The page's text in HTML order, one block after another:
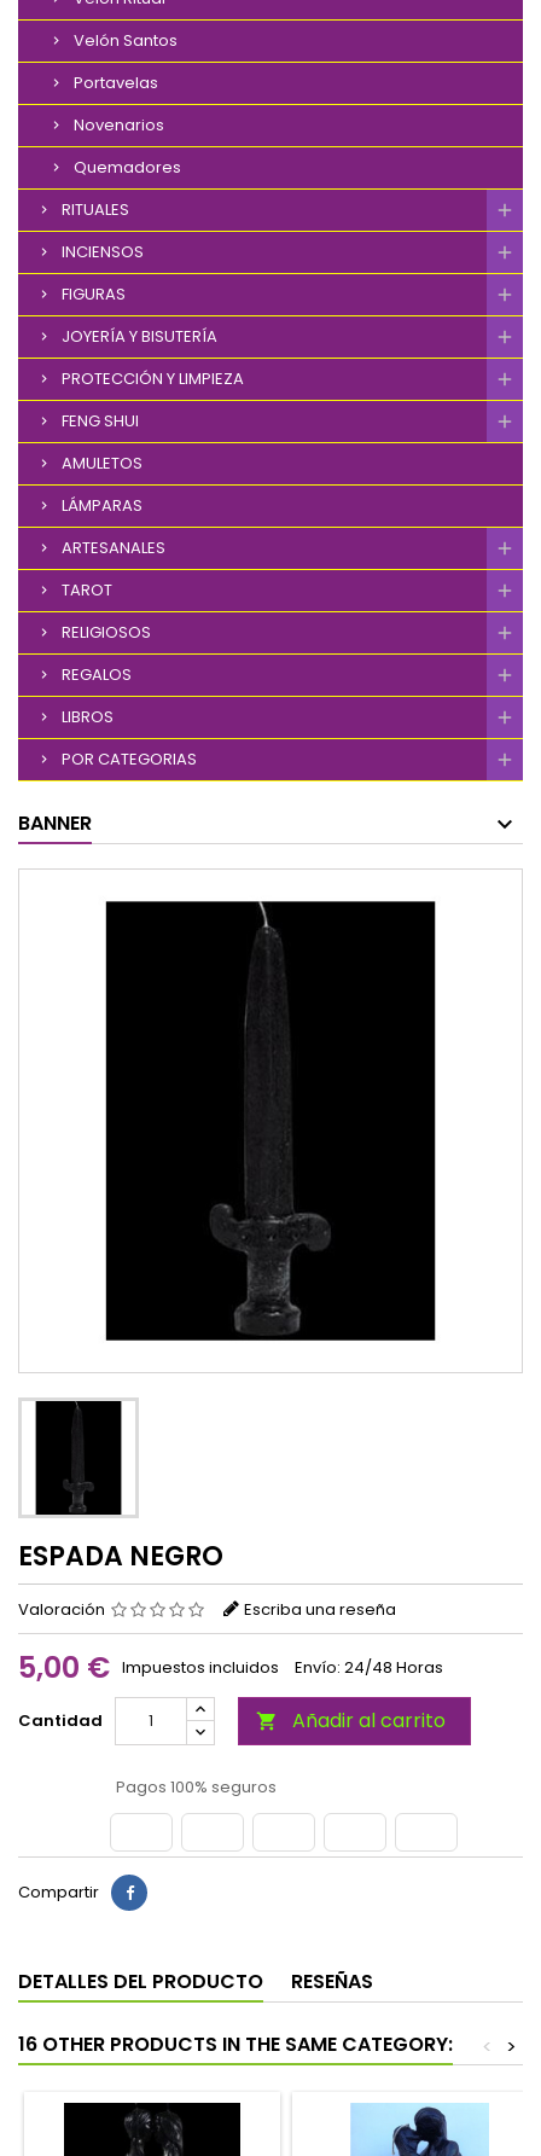
Velón Santos
Portavelas
Novenarios
Quemadores
RITUALES
INCIENSOS
FIGURAS
JOYERÍA Y BISUTERÍA
PROTECCIÓN Y LIMPIEZA
FENG SHUI
AMULETOS
LÁMPARAS
ARTESANALES
TAROT
RELIGIOSOS
REGALOS
LIBROS
POR CATEGORIAS
BANNER
ESPADA NEGRO
Valoración Escriba una reseña
5,00 € Impuestos incluidos Envío: 24/48 Horas
Cantidad  Añadir al carrito
Pagos 100% seguros
Compartir
DETALLES DEL PRODUCTO RESEÑAS
16 OTHER PRODUCTS IN THE SAME CATEGORY: >
<